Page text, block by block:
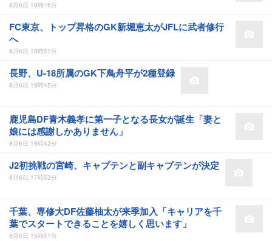
8月6日 19時16分
FC東京、トップ昇格のGK新堀恵太がJFLに武者修行
へ
8月6日 18時51分
長野、U-18所属のGK下鳥舟平が2種登録
8月6日 18時45分
鹿児島DF青木義孝に第一子となる長女が誕生「妻と
娘には感謝しかありません」
8月6日 18時42分
J2初挑戦の宮崎、キャプテンと副キャプテンが決定
8月6日 17時52分
千葉、専修大DF佐藤柚太が来季加入「キャリアを千
葉でスタートできることを嬉しく思います」
8月6日 15時51分